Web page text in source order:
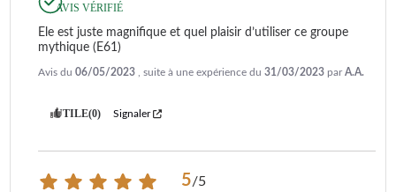
AVIS VÉRIFIÉ
Ele est juste magnifique et quel plaisir d’utiliser ce groupe
mythique (E61)
Avis du 06/05/2023 , suite à une expérience du 31/03/2023 parA.A.
UTILE(0) Signaler
5/5